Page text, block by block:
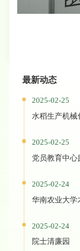
最新动态
2025-02-25
水稻生产机械
2025-02-25
党员教育中
2025-02-24
华南农业大学
2025-02-24
院士清廉园